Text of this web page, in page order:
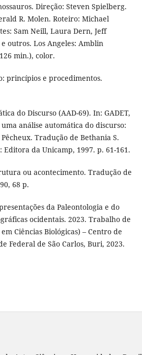
Direção: Steven Spielberg.
R. Molen. Roteiro: Michael
Sam Neill, Laura Dern, Jeff
outros. Los Angeles: Amblin
min.), color.
princípios e procedimentos.
do Discurso (AAD-69). In: GADET,
análise automática do discurso:
Tradução de Bethania S.
da Unicamp, 1997. p. 61-161.
ou acontecimento. Tradução de
68 p.
da Paleontologia e do
ocidentais. 2023. Trabalho de
Ciências Biológicas) – Centro de
Federal de São Carlos, Buri, 2023.